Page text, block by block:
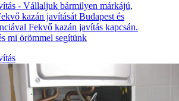
- Vállaljuk bármilyen márkájú,
kazán javítását Budapest és
Fekvő kazán javítás kapcsán.
mi örömmel segítünk